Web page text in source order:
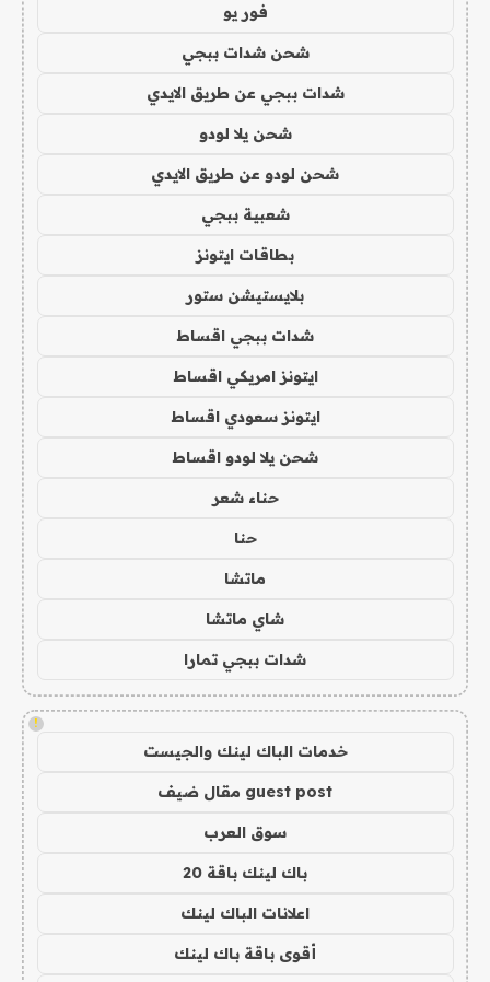
فور يو
شحن شدات ببجي
شدات ببجي عن طريق الايدي
شحن يلا لودو
شحن لودو عن طريق الايدي
شعبية ببجي
بطاقات ايتونز
بلايستيشن ستور
شدات ببجي اقساط
ايتونز امريكي اقساط
ايتونز سعودي اقساط
شحن يلا لودو اقساط
حناء شعر
حنا
ماتشا
شاي ماتشا
شدات ببجي تمارا
!
خدمات الباك لينك والجيست
guest post مقال ضيف
سوق العرب
باك لينك باقة 20
اعلانات الباك لينك
أقوى باقة باك لينك